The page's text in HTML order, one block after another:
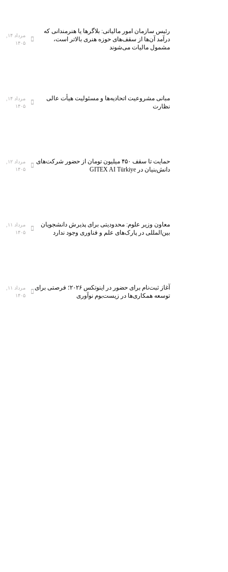
رئیس سازمان امور مالیاتی: بلاگر‌ها یا هنرمندانی که
درآمد آن‌ها از سقف‌های حوزه هنری بالاتر است،
مشمول مالیات می‌شوند
۱۴۰۵
مبانی مشروعیت اتحادیه‌ها و مسئولیت هیأت عالی
نظارت
۱۴۰۵
حمایت تا سقف ۴۵۰ میلیون تومان از حضور شرکت‌های
دانش‌بنیان در GITEX AI Türkiye
۱۴۰۵
معاون وزیر علوم: محدودیتی برای پذیرش دانشجویان
بین‌المللی در پارک‌های علم و فناوری وجود ندارد
۱۴۰۵
آغاز ثبت‌نام برای حضور در اینوتکس ۲۰۲۶؛ فرصتی برای
توسعه همکاری‌ها در زیست‌بوم نوآوری
۱۴۰۵